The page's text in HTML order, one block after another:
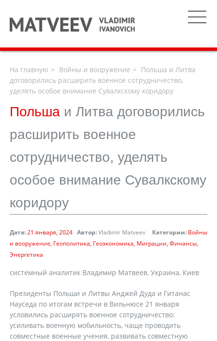
На главную Войны и вооружение
Польша и Литва
договорились расширить военное сотрудничество,
уделять особое внимание Сувалкскому коридору
Польша и Литва договорились
расширить военное
сотрудничество, уделять
особое внимание Сувалкскому
коридору
Дата:21 января, 2024 Автор:Vladimir Matveev Категории: Войны
и вооружение Геополитика Геоэкономика Миграции Финансы
Энергетика
системный аналитик Владимир Матвеев, Украина, Киев
Президенты Польши и Литвы Анджей Дуда и Гитанас
Науседа по итогам встречи в Вильнюсе 21 января
условились расширять военное сотрудничество:
усиливать военную мобильность, чаще проводить
совместные военные учения, развивать совместную